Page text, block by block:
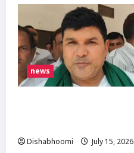
NOIDA
नोएडा
के
मामूरा
गांव
में
भीषण
आग,
दो
लोगों
रेस्क्यू
news
Dishabhoomi
July 15, 2026